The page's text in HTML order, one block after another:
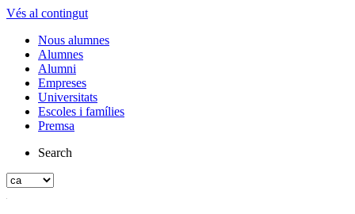
Vés al contingut
Nous alumnes
Alumnes
Alumni
Empreses
Universitats
Escoles i famílies
Premsa
Search